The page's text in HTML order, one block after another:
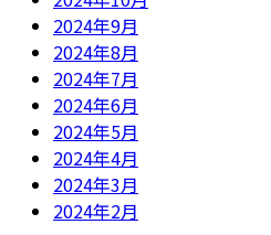
2024年9月
2024年8月
2024年7月
2024年6月
2024年5月
2024年4月
2024年3月
2024年2月